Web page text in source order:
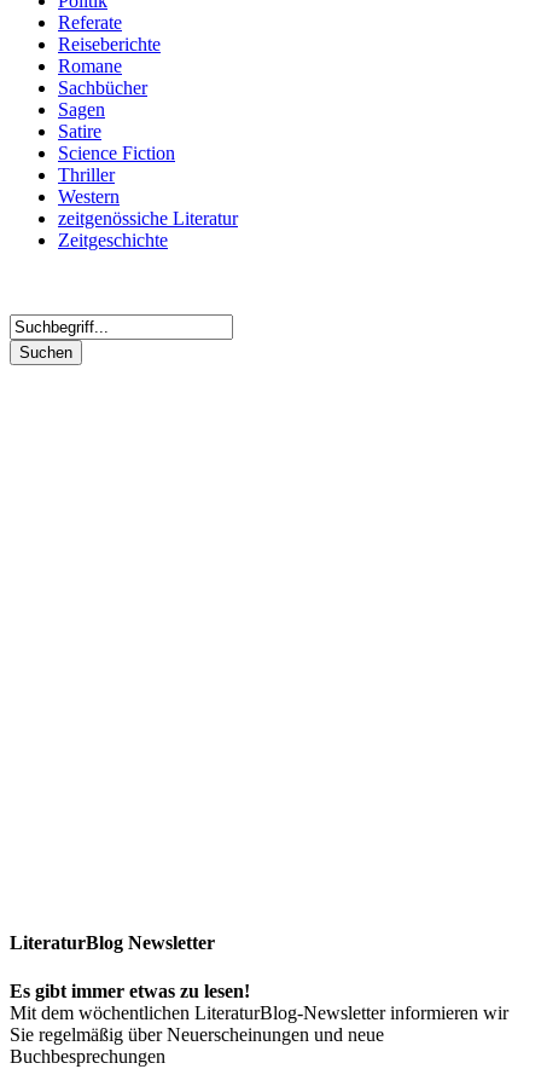
Referate
Reiseberichte
Romane
Sachbücher
Sagen
Satire
Science Fiction
Thriller
Western
zeitgenössiche Literatur
Zeitgeschichte
LiteraturBlog Newsletter
Es gibt immer etwas zu lesen!
Mit dem wöchentlichen LiteraturBlog-Newsletter informieren wir
Sie regelmäßig über Neuerscheinungen und neue
Buchbesprechungen